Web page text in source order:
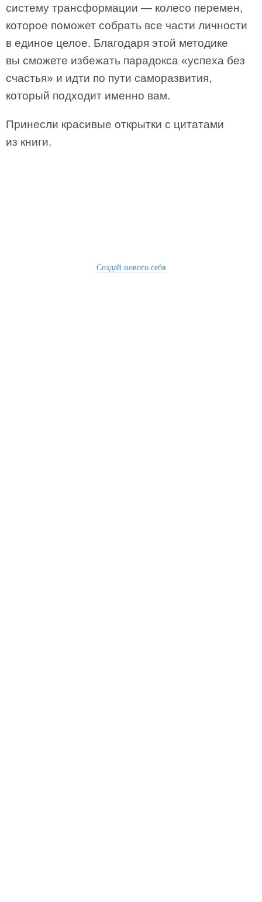
систему трансформации — колесо перемен,
которое поможет собрать все части личности
в единое целое. Благодаря этой методике
вы сможете избежать парадокса «успеха без
счастья» и идти по пути саморазвития,
который подходит именно вам.
Принесли красивые открытки с цитатами
из книги.
Создай нового себя